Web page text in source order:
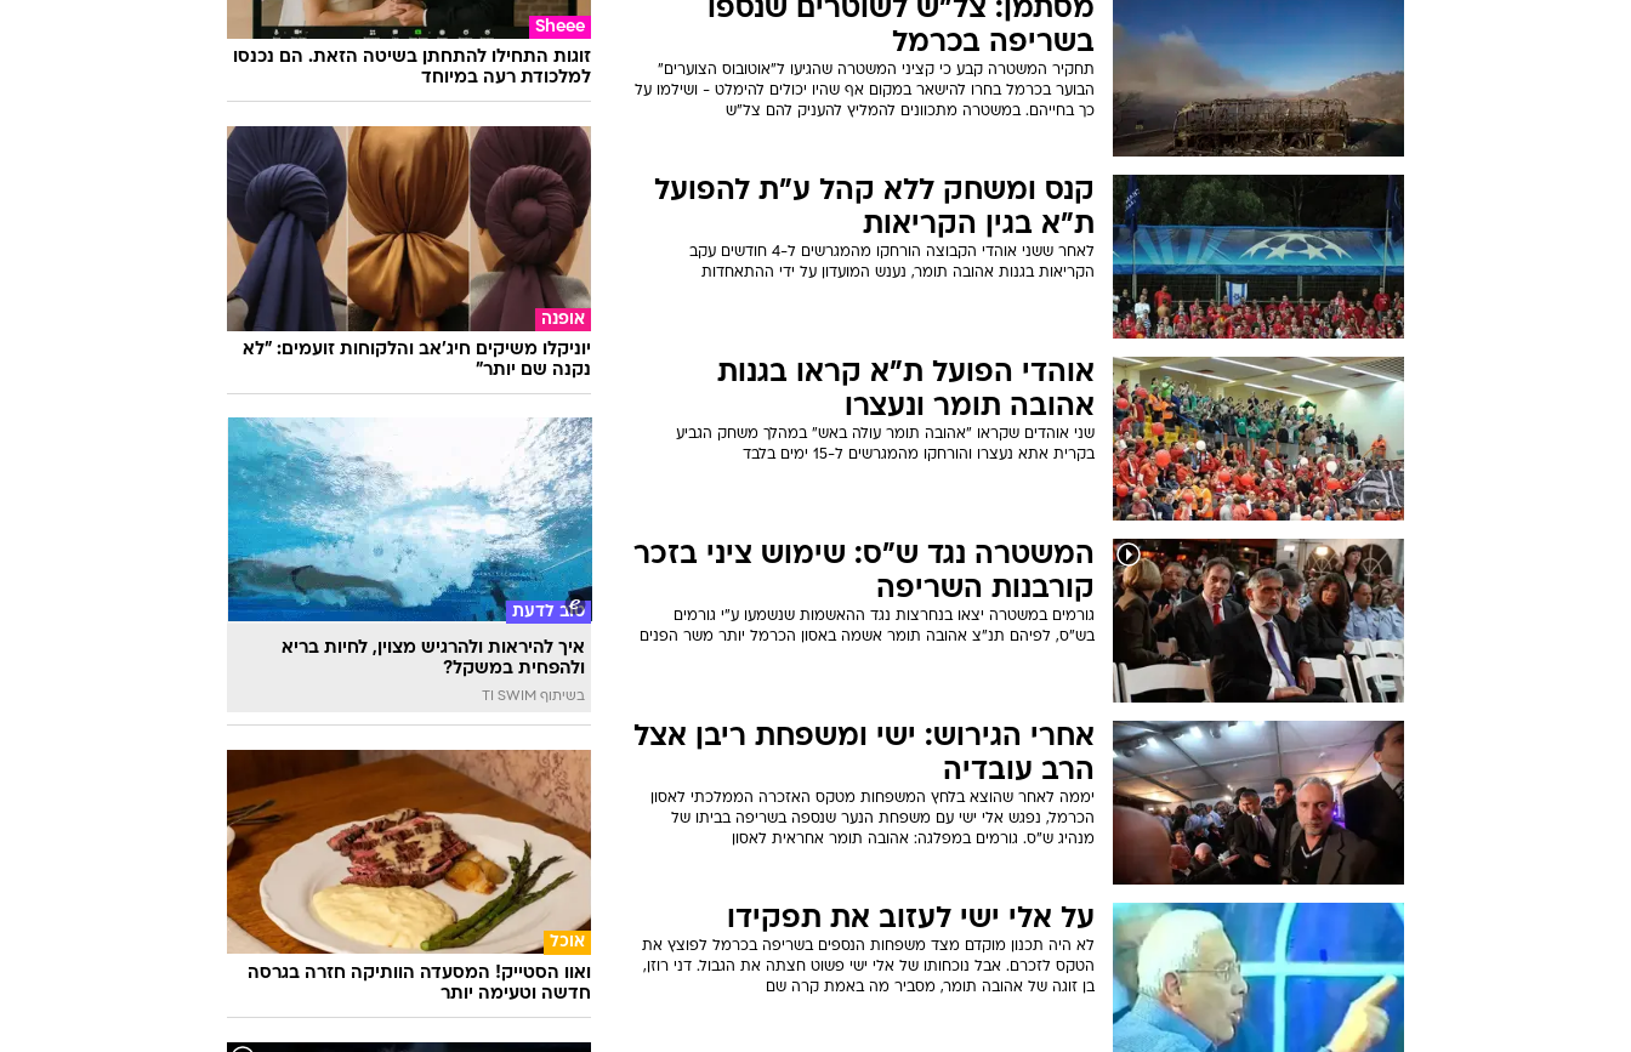
מסתמן: צל"ש לשוטרים שנספו
בשריפה בכרמל
תחקיר המשטרה קבע כי קציני המשטרה שהגיעו ל"אוטובוס הצוערים"
הבוער בכרמל בחרו להישאר במקום אף שהיו יכולים להימלט - ושילמו על
כך בחייהם. במשטרה מתכוונים להמליץ להעניק להם צל"ש
קנס ומשחק ללא קהל ע"ת להפועל
ת"א בגין הקריאות
לאחר ששני אוהדי הקבוצה הורחקו מהמגרשים ל-4 חודשים עקב
הקריאות בגנות אהובה תומר, נענש המועדון על ידי ההתאחדות
אוהדי הפועל ת"א קראו בגנות
אהובה תומר ונעצרו
שני אוהדים שקראו "אהובה תומר עולה באש" במהלך משחק הגביע
בקרית אתא נעצרו והורחקו מהמגרשים ל-15 ימים בלבד
המשטרה נגד ש"ס: שימוש ציני בזכר
קורבנות השריפה
גורמים במשטרה יצאו בנחרצות נגד ההאשמות שנשמעו ע"י גורמים
בש"ס, לפיהם תנ"צ אהובה תומר אשמה באסון הכרמל יותר משר הפנים
אחרי הגירוש: ישי ומשפחת ריבן אצל
הרב עובדיה
יממה לאחר שהוצא בלחץ המשפחות מטקס האזכרה הממלכתי לאסון
הכרמל, נפגש אלי ישי עם משפחת הנער שנספה בשריפה בביתו של
מנהיג ש"ס. גורמים במפלגה: אהובה תומר אחראית לאסון
על אלי ישי לעזוב את תפקידו
לא היה תכנון מוקדם מצד משפחות הנספים בשריפה בכרמל לפוצץ את
הטקס לזכרם. אבל נוכחותו של אלי ישי פשוט חצתה את הגבול. דני רוזן,
בן זוגה של אהובה תומר, מסביר מה באמת קרה שם
Sheee
זוגות התחילו להתחתן בשיטה הזאת. הם נכנסו
למלכודת רעה במיוחד
אופנה
יוניקלו משיקים חיג'אב והלקוחות זועמים: "לא
נקנה שם יותר"
טוב לדעת
איך להיראות ולהרגיש מצוין, לחיות בריא
ולהפחית במשקל?
בשיתוף TI SWIM
אוכל
ואוו הסטייק! המסעדה הוותיקה חזרה בגרסה
חדשה וטעימה יותר